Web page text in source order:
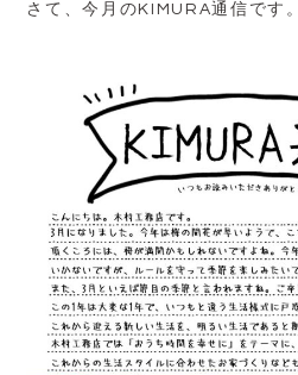
さて、今月のKIMURA通信です。